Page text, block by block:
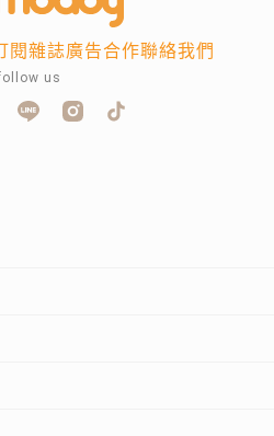
閱雜誌廣告合作聯絡我們
us